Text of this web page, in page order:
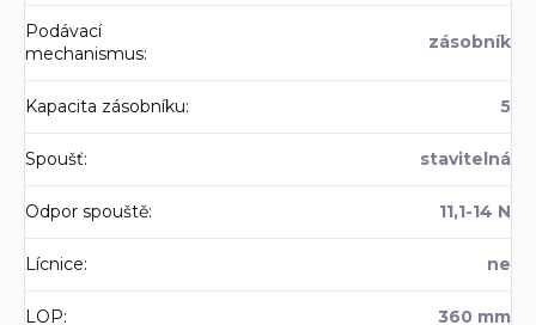
Podávací
mechanismus:
zásobník
Kapacita zásobníku: 5
Spoušť: stavitelná
Odpor spouště: 11,1-14 N
Lícnice: ne
LOP: 360 mm